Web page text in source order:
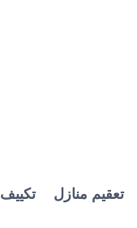
تعقيم منازل تكييف